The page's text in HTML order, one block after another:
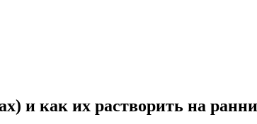
и как их растворить на